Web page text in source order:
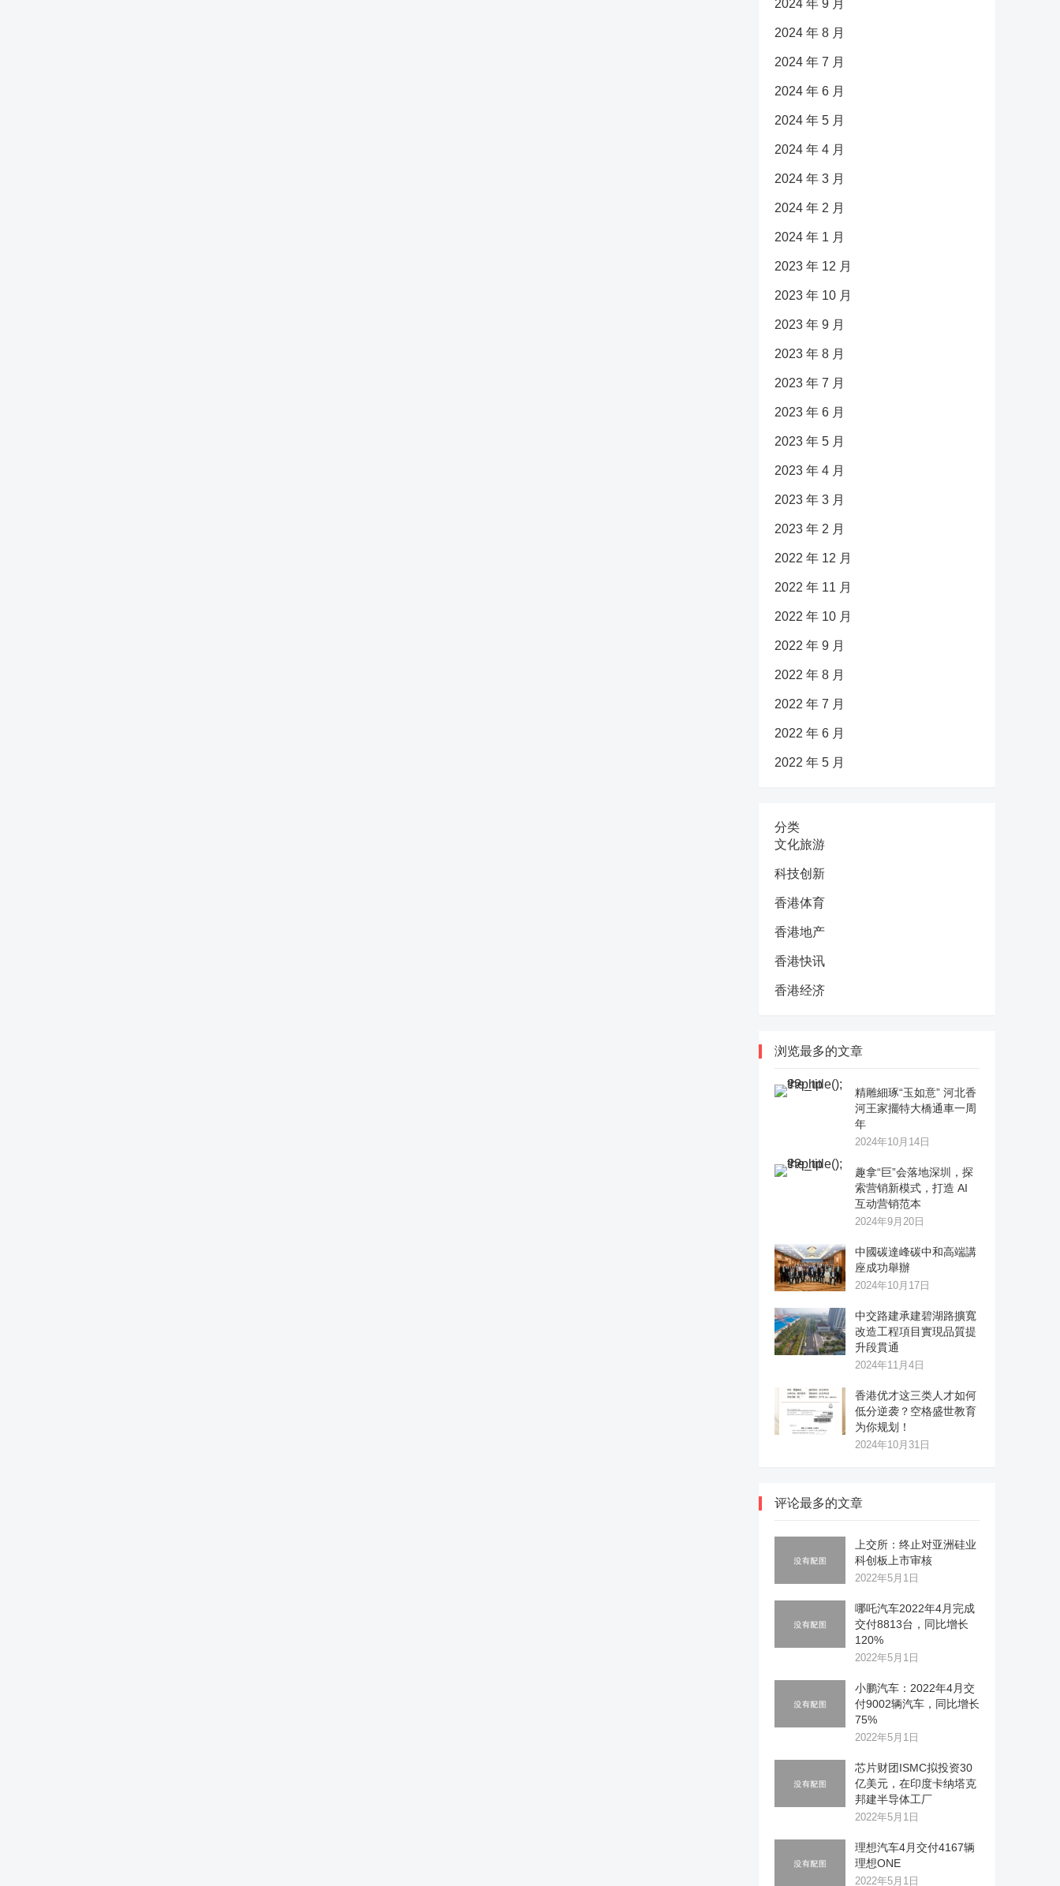
2024 年 9 月
2024 年 8 月
2024 年 7 月
2024 年 6 月
2024 年 5 月
2024 年 4 月
2024 年 3 月
2024 年 2 月
2024 年 1 月
2023 年 12 月
2023 年 10 月
2023 年 9 月
2023 年 8 月
2023 年 7 月
2023 年 6 月
2023 年 5 月
2023 年 4 月
2023 年 3 月
2023 年 2 月
2022 年 12 月
2022 年 11 月
2022 年 10 月
2022 年 9 月
2022 年 8 月
2022 年 7 月
2022 年 6 月
2022 年 5 月
分类
文化旅游
科技创新
香港体育
香港地产
香港快讯
香港经济
浏览最多的文章
精雕細琢“玉如意” 河北香
河王家擺特大橋通車一周
年
2024年10月14日
趣拿“巨”会落地深圳，探
索营销新模式，打造 AI
互动营销范本
2024年9月20日
中國碳達峰碳中和高端講
座成功舉辦
2024年10月17日
中交路建承建碧湖路擴寬
改造工程項目實現品質提
升段貫通
2024年11月4日
香港优才这三类人才如何
低分逆袭？空格盛世教育
为你规划！
2024年10月31日
评论最多的文章
上交所：终止对亚洲硅业
科创板上市审核
2022年5月1日
哪吒汽车2022年4月完成
交付8813台，同比增长
120%
2022年5月1日
小鹏汽车：2022年4月交
付9002辆汽车，同比增长
75%
2022年5月1日
芯片财团ISMC拟投资30
亿美元，在印度卡纳塔克
邦建半导体工厂
2022年5月1日
理想汽车4月交付4167辆
理想ONE
2022年5月1日